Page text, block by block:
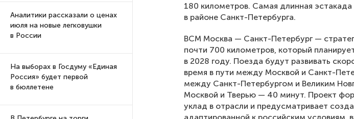
Аналитики рассказали о ценах
июля на новые легковушки
в России
На выборах в Госдуму «Единая
Россия» будет первой
в бюллетене
180 километров. Самая длинная
в районе Санкт-Петербурга.
ВСМ Москва — Санкт-Петербург —
почти 700 километров, который
в 2028 году. Поезда будут развивать
время в пути между Москвой и Санкт-
между Санкт-Петербургом и Великим
Москвой и Тверью — 40 минут. Проект
уклад в отрасли и предусматривает